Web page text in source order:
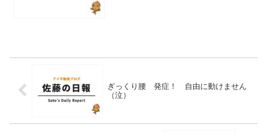
ぎっくり腰 発症！ 自由に動けません
（泣）